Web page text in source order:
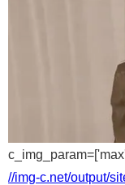
//img-c.net/output/